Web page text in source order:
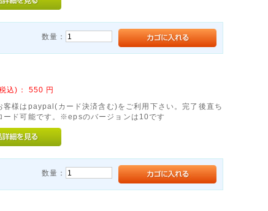
数量：
込)： 550 円
客様はpaypal(カード決済含む)をご利用下さい。完了後直ち
ード可能です。※epsのバージョンは10です
数量：